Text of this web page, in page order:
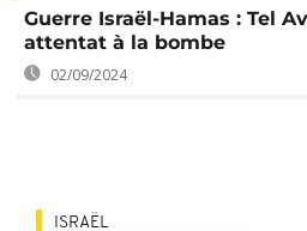
Guerre Israël-Hamas : Tel
attentat à la bombe
02/09/2024
ISRAËL